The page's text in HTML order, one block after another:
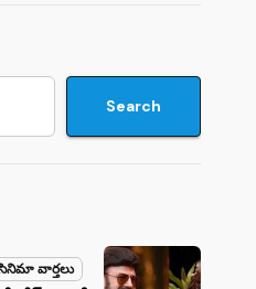
Search
వార్తలు